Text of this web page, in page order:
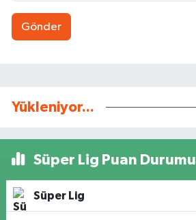
Gönder
Yükleniyor...
Süper Lig Puan Durumu
Süper Lig